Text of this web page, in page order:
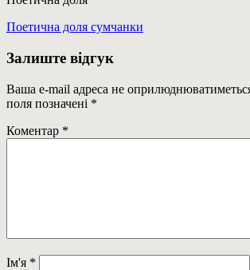
Навігація
записів
Previous
Поетична доля сумчанки
Залиште відгук
Ваша e-mail адреса не
поля позначені *
Коментар *
Ім'я *